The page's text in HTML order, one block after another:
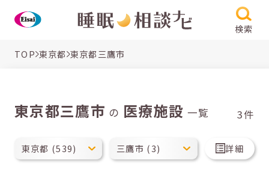
検索
TOP 東京都 東京都三鷹市
東京都三鷹市 の 医療施設 一覧 3件
詳細